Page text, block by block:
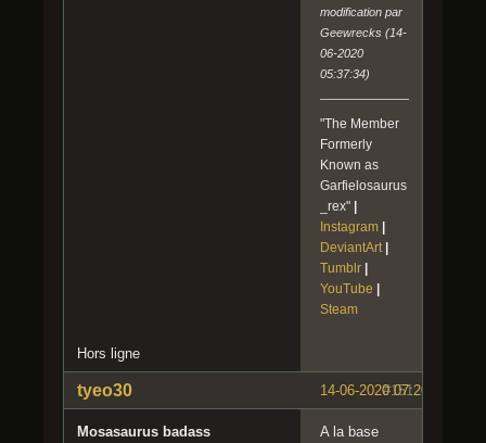
modification par
Geewrecks (14-
06-2020
05:37:34)
"The Member
Formerly
Known as
Garfielosaurus
_rex"
Instagram
DeviantArt
Tumblr
YouTube
Steam
Hors ligne
#151
14-06-2020 07:20:42
tyeo30
Mosasaurus badass
A la base